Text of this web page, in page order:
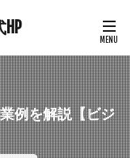
例を解説【ビジ